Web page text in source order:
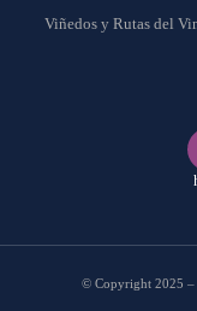
Viñedos y Rutas del
© Copyright 2025 –